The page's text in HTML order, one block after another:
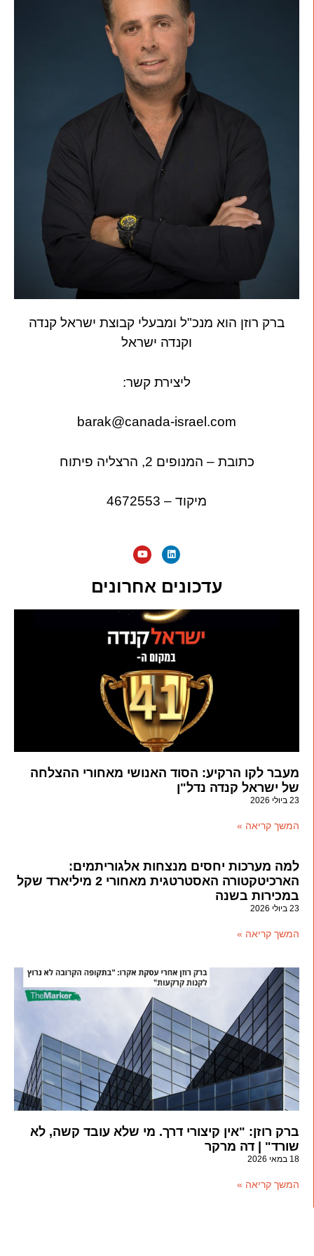
ברק רוזן הוא מנכ"ל ומבעלי קבוצת ישראל קנדה
וקנדה ישראל
ליצירת קשר:
barak@canada-israel.com
כתובת – המנופים 2, הרצליה פיתוח
מיקוד – 4672553
עדכונים אחרונים
מעבר לקו הרקיע: הסוד האנושי מאחורי ההצלחה
של ישראל קנדה נדל"ן
23 ביולי 2026
המשך קריאה »
למה מערכות יחסים מנצחות אלגוריתמים:
הארכיטקטורה האסטרטגית מאחורי 2 מיליארד שקל
במכירות בשנה
23 ביולי 2026
המשך קריאה »
ברק רוזן: "אין קיצורי דרך. מי שלא עובד קשה, לא
שורד" | דה מרקר
18 במאי 2026
המשך קריאה »